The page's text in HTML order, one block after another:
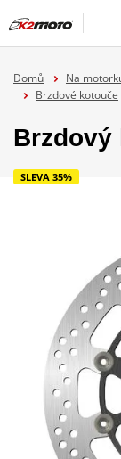
Domů Na
Brzdové kotouče
Brzdový
SLEVA 35%